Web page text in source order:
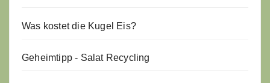
Was kostet die Kugel Eis?
Geheimtipp - Salat Recycling